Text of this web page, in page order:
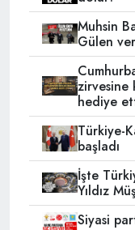
Muhsin
Gülen
zirvesine
hediye
Türkiye-
başladı
İşte
Yıldız
Siyasi